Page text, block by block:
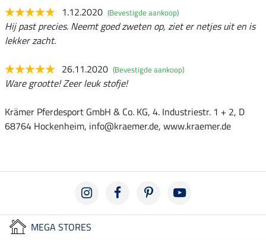
1.12.2020 (Bevestigde aankoop)
Hij past precies. Neemt goed zweten op, ziet er netjes uit en is
lekker zacht.
26.11.2020 (Bevestigde aankoop)
Ware grootte! Zeer leuk stofje!
Krämer Pferdesport GmbH & Co. KG, 4. Industriestr. 1 + 2, D
68764 Hockenheim, info@kraemer.de, www.kraemer.de
MEGA STORES